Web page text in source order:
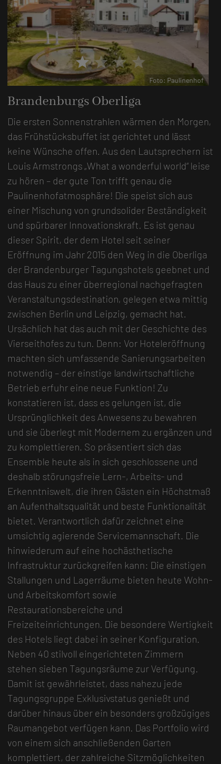
starstarstarstar
Foto: Paulinenhof
Brandenburgs Oberliga
Die ersten Sonnenstrahlen wärmen den Morgen,
das Frühstücksbuffet ist gerichtet und lässt
keine Wünsche offen. Aus den Lautsprechern ist
Louis Armstrongs „What a wonderful world“ leise
zu hören – der gute Ton trifft genau die
Paulinenhofatmosphäre! Die speist sich aus
einer Mischung von grundsolider Beständigkeit
und spürbarer Innovationskraft. Es ist genau
dieser Spirit, der dem Hotel seit seiner
Eröffnung im Jahr 2015 den Weg in die Oberliga
der Brandenburger Tagungshotels geebnet und
das Haus zu einer überregional nachgefragten
Veranstaltungsdestination, gelegen etwa mittig
zwischen Berlin und Leipzig, gemacht hat.
Ursächlich hat das auch mit der Geschichte des
Vierseithofes zu tun. Denn: Vor Hoteleröffnung
machten sich umfassende Sanierungsarbeiten
notwendig – der einstige landwirtschaftliche
Betrieb erfuhr eine neue Funktion! Zu
konstatieren ist, dass es gelungen ist, die
Ursprünglichkeit des Anwesens zu bewahren
und sie überlegt mit Modernem zu ergänzen und
zu komplettieren. So präsentiert sich das
Ensemble heute als in sich geschlossene und
deshalb störungsfreie Lern-, Arbeits- und
Erkenntniswelt, die ihren Gästen ein Höchstmaß
an Aufenthaltsqualität und beste Funktionalität
bietet. Verantwortlich dafür zeichnet eine
umsichtig agierende Servicemannschaft. Die
hinwiederum auf eine hochästhetische
Infrastruktur zurückgreifen kann: Die einstigen
Stallungen und Lagerräume bieten heute Wohn-
und Arbeitskomfort sowie
Restaurationsbereiche und
Freizeiteinrichtungen. Die besondere Wertigkeit
des Hotels liegt dabei in seiner Konfiguration.
Neben 40 stilvoll eingerichteten Zimmern
stehen sieben Tagungsräume zur Verfügung.
Damit ist gewährleistet, dass nahezu jede
Tagungsgruppe Exklusivstatus genießt und
darüber hinaus über ein besonders großzügiges
Raumangebot verfügen kann. Das Portfolio wird
von einem sich anschließenden Garten
komplettiert, der zahlreiche Sitzmöglichkeiten